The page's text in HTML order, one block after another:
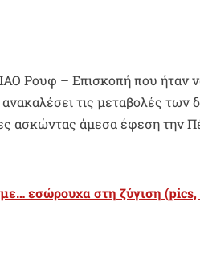
Ρουφ – Επισκοπή που ήταν να
τις μεταβολές των
ασκώντας άμεσα έφεση την
εσώρουχα στη ζύγιση